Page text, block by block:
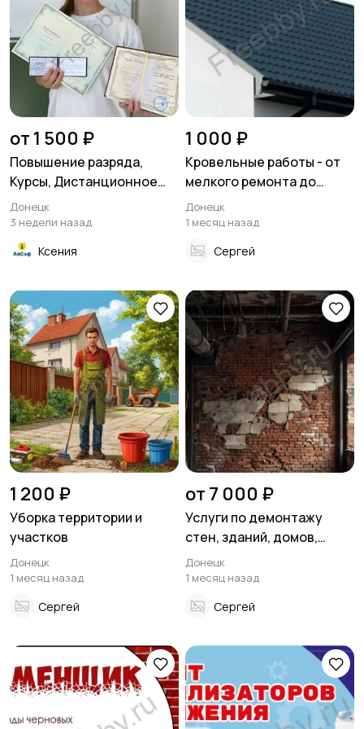
от 1 500 ₽
Повышение разряда,
Курсы, Дистанционное
обучение по рабочим
специальностям
Донецк
3 недели назад
Ксения
1 000 ₽
Кровельные работы - от
мелкого ремонта до
полной замены кровли
Донецк
1 месяц назад
Сергей
1 200 ₽
Уборка территории и
участков
Донецк
1 месяц назад
Сергей
от 7 000 ₽
Услуги по демонтажу
стен, зданий, домов,
дверей, балконов и
других конструкций
Донецк
1 месяц назад
Сергей